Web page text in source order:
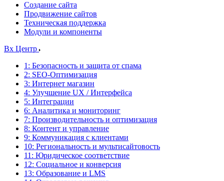
Создание сайта
Продвижение сайтов
Техническая поддержка
Модули и компоненты
Bx Центр
1: Безопасность и защита от спама
2: SEO-Оптимизация
3: Интернет магазин
4: Улучшение UX / Интерфейса
5: Интеграции
6: Аналитика и мониторинг
7: Производительность и оптимизация
8: Контент и управление
9: Коммуникация с клиентами
10: Региональность и мультисайтовость
11: Юридическое соответствие
12: Социальное и конверсия
13: Образование и LMS